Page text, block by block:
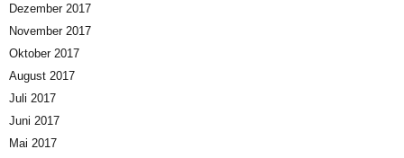
Dezember 2017
November 2017
Oktober 2017
August 2017
Juli 2017
Juni 2017
Mai 2017